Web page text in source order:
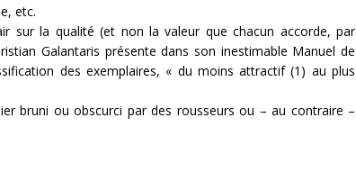
etc.
sur la qualité (et non la valeur que chacun accorde, par
Galantaris présente dans son inestimable Manuel de
des exemplaires, « du moins attractif (1) au plus
bruni ou obscurci par des rousseurs ou – au contraire –